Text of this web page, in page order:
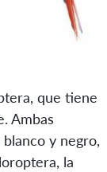
que tiene
Ambas
y negro,
la